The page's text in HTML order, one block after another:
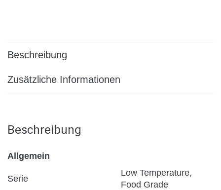
Beschreibung
Zusätzliche Informationen
Beschreibung
Allgemein
Serie
Low Temperature,
Food Grade